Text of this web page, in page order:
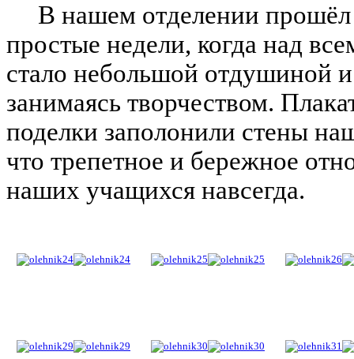
В нашем отделении прошёл
простые недели, когда над
стало небольшой отдушиной
занимаясь творчеством.
поделки заполонили стены
что трепетное и бережное
наших учащихся навсегда.